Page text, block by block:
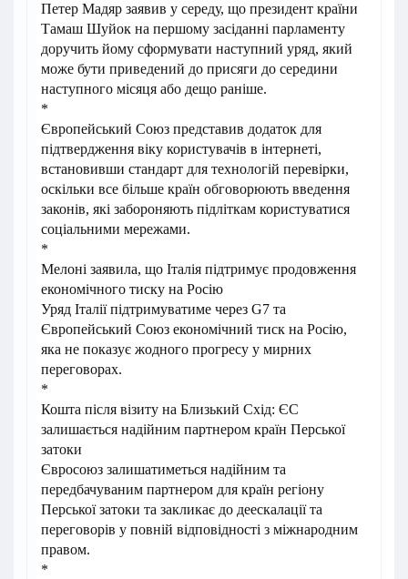
Петер Мадяр заявив у середу, що президент країни
Тамаш Шуйок на першому засіданні парламенту
доручить йому сформувати наступний уряд, який
може бути приведений до присяги до середини
наступного місяця або дещо раніше.
*
Європейський Союз представив додаток для
підтвердження віку користувачів в інтернеті,
встановивши стандарт для технологій перевірки,
оскільки все більше країн обговорюють введення
законів, які забороняють підліткам користуватися
соціальними мережами.
*
Мелоні заявила, що Італія підтримує продовження
економічного тиску на Росію
Уряд Італії підтримуватиме через G7 та
Європейський Союз економічний тиск на Росію,
яка не показує жодного прогресу у мирних
переговорах.
*
Кошта після візиту на Близький Схід: ЄС
залишається надійним партнером країн Перської
затоки
Євросоюз залишатиметься надійним та
передбачуваним партнером для країн регіону
Перської затоки та закликає до деескалації та
переговорів у повній відповідності з міжнародним
правом.
*